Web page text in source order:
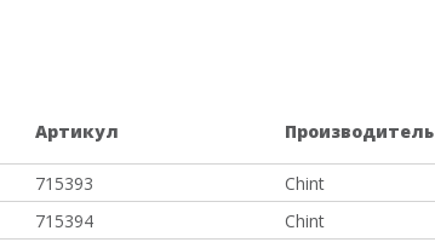
Артикул Производитель
715393 Chint
715394 Chint